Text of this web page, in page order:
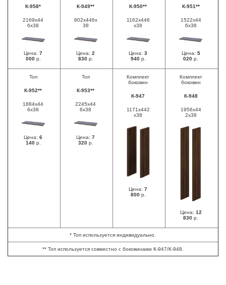
К-958*
2169х44
6х38
Цена: 7
000р.
К-949**
802х446х
38
Цена: 2
830р.
К-950**
1162х446
х38
Цена: 3
940р.
К-951**
1522х44
6х38
Цена: 5
020 р.
Топ
К-952**
1884х44
6х38
Цена: 6
140р.
Топ
К-953**
2245х44
6х38
Цена: 7
320р.
Комплект
боковин
К-947
1171х442
х38
Цена: 7
800р.
Комплект
боковин
К-948
1956х44
2х38
Цена: 12
830 р.
* Топ используется индивидуально.
** Топ используется совместно с боковинами К-947/К-948.